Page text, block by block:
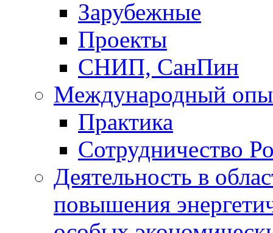
Зарубежные
Проекты
СНИП, СанПин
Международный
Практика
Сотрудничество
Деятельность в
повышения